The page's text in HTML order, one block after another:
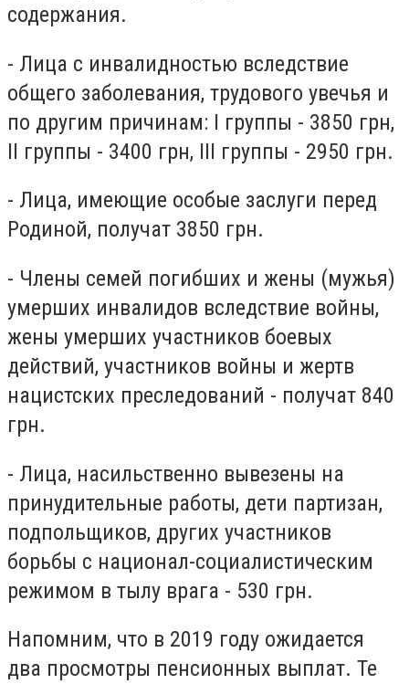
содержания.
- Лица с инвалидностью вследствие
общего заболевания, трудового увечья и
по другим причинам: I группы - 3850 грн,
II группы - 3400 грн, III группы - 2950 грн.
- Лица, имеющие особые заслуги перед
Родиной, получат 3850 грн.
- Члены семей погибших и жены (мужья)
умерших инвалидов вследствие войны,
жены умерших участников боевых
действий, участников войны и жертв
нацистских преследований - получат 840
грн.
- Лица, насильственно вывезены на
принудительные работы, дети партизан,
подпольщиков, других участников
борьбы с национал-социалистическим
режимом в тылу врага - 530 грн.
Напомним, что в 2019 году ожидается
два просмотры пенсионных выплат. Те